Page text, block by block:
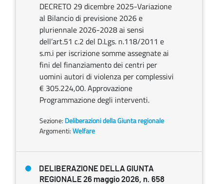
DECRETO 29 dicembre 2025-Variazione
al Bilancio di previsione 2026 e
pluriennale 2026-2028 ai sensi
dell’art.51 c.2 del D.Lgs. n.118/2011 e
s.m.i per iscrizione somme assegnate ai
fini del finanziamento dei centri per
uomini autori di violenza per complessivi
€ 305.224,00. Approvazione
Programmazione degli interventi.
Sezione: Deliberazioni della Giunta regionale
Argomenti:Welfare
DELIBERAZIONE DELLA GIUNTA
REGIONALE 26 maggio 2026, n. 658